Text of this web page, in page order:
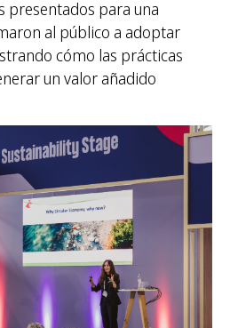
presentados para una
al público a adoptar
cómo las prácticas
un valor añadido